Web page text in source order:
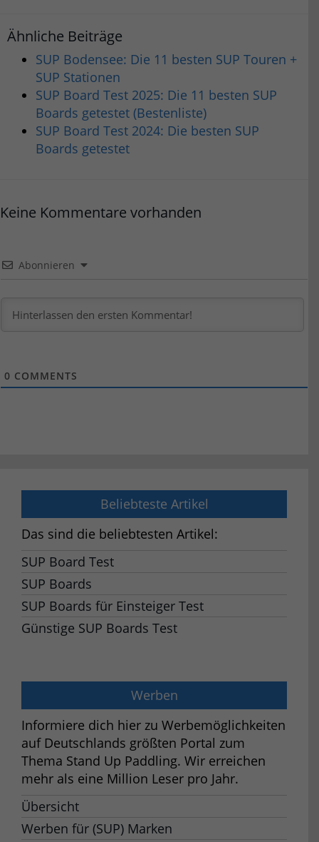
Ähnliche Beiträge
SUP Bodensee: Die 11 besten SUP Touren +
SUP Stationen
SUP Board Test 2025: Die 11 besten SUP
Boards getestet (Bestenliste)
SUP Board Test 2024: Die besten SUP
Boards getestet
Keine Kommentare vorhanden
Abonnieren
0 COMMENTS
Beliebteste Artikel
Das sind die beliebtesten Artikel:
SUP Board Test
SUP Boards
SUP Boards für Einsteiger Test
Günstige SUP Boards Test
Werben
Informiere dich hier zu Werbemöglichkeiten
auf Deutschlands größten Portal zum
Thema Stand Up Paddling. Wir erreichen
mehr als eine Million Leser pro Jahr.
Übersicht
Werben für (SUP) Marken